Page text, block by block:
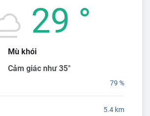
29 °
Mù khói
Cảm giác như 35°
79 %
5.4 km